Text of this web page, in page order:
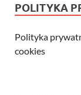
POLITYKA
Polityka
cookies